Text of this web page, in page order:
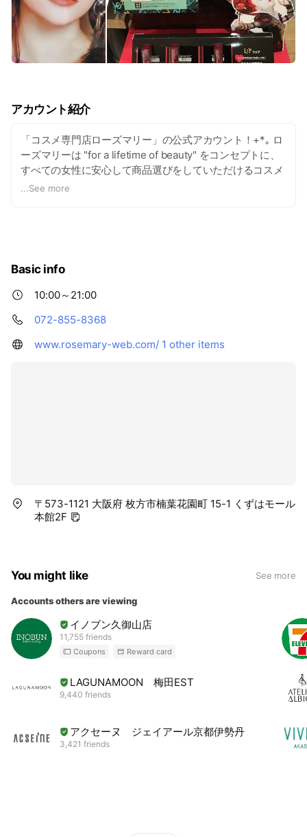
アカウント紹介
「コスメ専門店ローズマリー」の公式アカウント！+*｡ ロ
ーズマリーは "for a lifetime of beauty" をコンセプトに、
すべての女性に安心して商品選びをしていただけるコスメ
専門店です。あなたのための "キレイのトータルサポート"
...See more
Basic info
10:00～21:00
072-855-8368
www.rosemary-web.com/ 1 other items
〒573-1121 大阪府 枚方市楠葉花園町 15-1 くずはモール
本館2F
You might like See more
Accounts others are viewing
イノブン久御山店
11,755 friends
Coupons Reward card
LAGUNAMOON 梅田EST
9,440 friends
アクセーヌ ジェイアール京都伊勢丹
3,421 friends